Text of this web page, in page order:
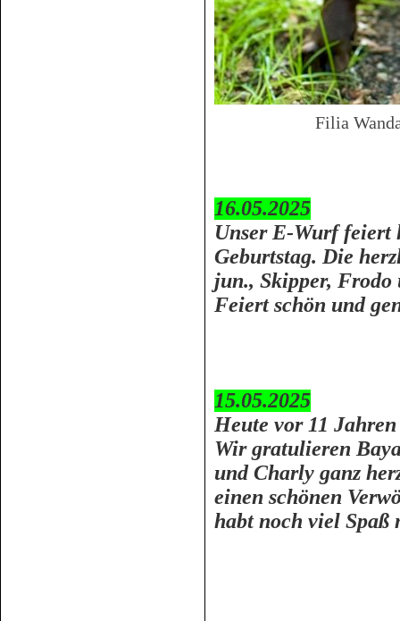
Filia
16.05.2025
Unser E-Wurf feiert
Geburtstag. Die
jun., Skipper, Frodo
Feiert schön und
15.05.2025
Heute vor 11
Wir gratulieren
und Charly ganz
einen schönen
habt noch viel Spaß